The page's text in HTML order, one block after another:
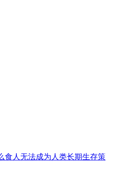
食人无法成为人类长期生存策